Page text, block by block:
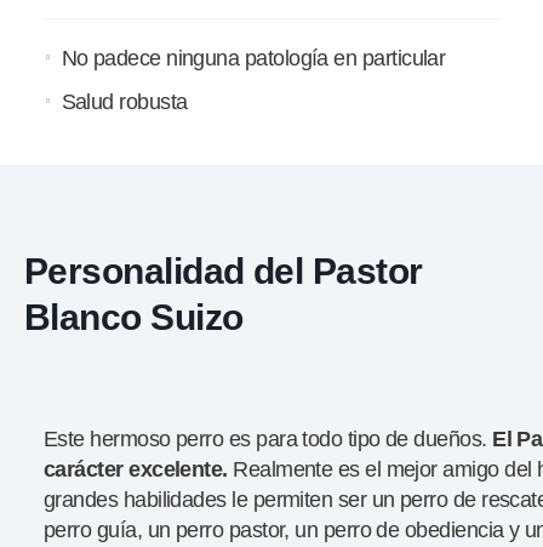
No padece ninguna patología en particular
Salud robusta
Personalidad del Pastor
Blanco Suizo
Este hermoso perro es para todo tipo de dueños. El
carácter excelente. Realmente es el mejor amigo del
grandes habilidades le permiten ser un perro de
perro guía, un perro pastor, un perro de obediencia y